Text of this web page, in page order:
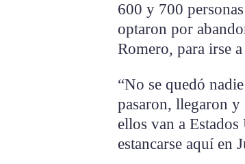
600 y 700
optaron por
Romero, para irse
“No se quedó
pasaron, llegaron y
ellos van a
estancarse aquí en